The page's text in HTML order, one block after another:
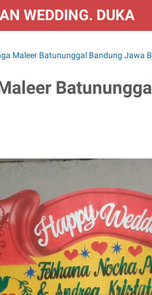
WEDDING. DUKA &
Maleer Batununggal Bandung Jawa